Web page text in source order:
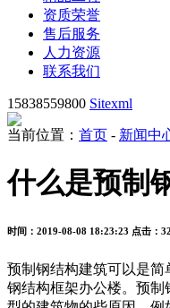
资质荣誉
售后服务
人力资源
联系我们
15838559800 Sitexml
当前位置： 首页 - 新闻中
什么是预制
时间：2019-08-08 18:23:23 点击：
预制钢结构建筑可以是
钢结构框架办公楼。预